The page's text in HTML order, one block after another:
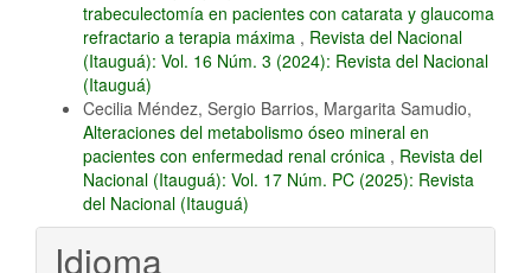
trabeculectomía en pacientes con catarata y glaucoma
refractario a terapia máxima , Revista del Nacional
(Itauguá): Vol. 16 Núm. 3 (2024): Revista del Nacional
(Itauguá)
Cecilia Méndez, Sergio Barrios, Margarita Samudio,
Alteraciones del metabolismo óseo mineral en
pacientes con enfermedad renal crónica , Revista del
Nacional (Itauguá): Vol. 17 Núm. PC (2025): Revista
del Nacional (Itauguá)
Idioma